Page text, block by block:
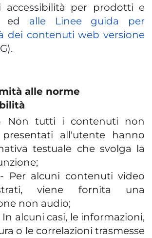
accessibilità per prodotti e
ed alle Linee guida per
dei contenuti web versione
alle norme
- Non tutti i contenuti non
all'utente hanno
testuale che svolga la
- Per alcuni contenuti video
viene fornita una
non audio;
- In alcuni casi, le informazioni,
o le correlazioni trasmesse